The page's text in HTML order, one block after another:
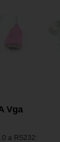
Vga
a RS232: